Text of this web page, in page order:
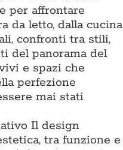
per affrontare
da letto, dalla cucina
confronti tra stili,
del panorama del
e spazi che
perfezione
mai stati
Il design
tra funzione e